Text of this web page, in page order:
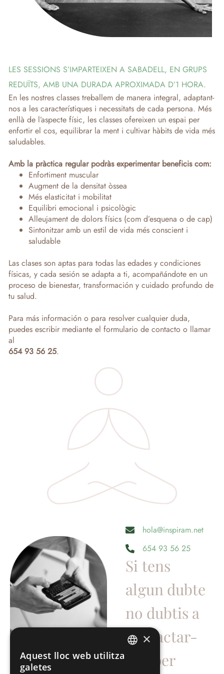
LES SESSIONS S’IMPARTEIXEN A SABADELL, EN GRUPS
REDUÏTS, AMB UNA DURADA APROXIMADA D’1 HORA.
En les nostres classes treballem de manera integral, adaptant-
nos a les característiques i necessitats de cada persona. Més
enllà de l’aspecte físic, les classes ofereixen un espai per
enfortir el cos, equilibrar la ment i cultivar hàbits de vida més
saludables.
Amb la pràctica regular podràs experimentar beneficis com:
Enfortiment muscular
Augment de la densitat òssea
Més elasticitat i mobilitat
Equilibri emocional i psicològic
Alleujament de dolors físics (com d’esquena o de cap)
Sintonitzar amb un estil de vida més conscient i
saludable
Las clases son aptas para todas las edades y condiciones
físicas, y cada sesión se adapta a ti, acompañándote en un
proceso de bienestar, transformación y cuidado profundo de
tu salud.
Para más información o para resolver cualquier duda,
puedes escribir mediante el formulario de contacto o llamar
al
654 93 56 25.
hola@inspiram.net
654 93 56 25
Si tens
algun dubte
no dubtis a
contactar-
nos per
×
Aquest lloc web utilitza
galetes